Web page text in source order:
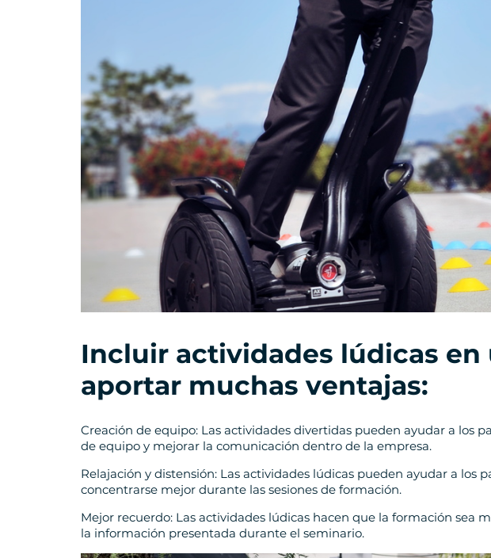
Incluir actividades lúdicas
aportar muchas ventajas:
Creación de equipo: Las actividades divertidas pueden ayudar a los
de equipo y mejorar la comunicación dentro de la empresa.
Relajación y distensión: Las actividades lúdicas pueden ayudar a
concentrarse mejor durante las sesiones de formación.
Mejor recuerdo: Las actividades lúdicas hacen que la formación
la información presentada durante el seminario.